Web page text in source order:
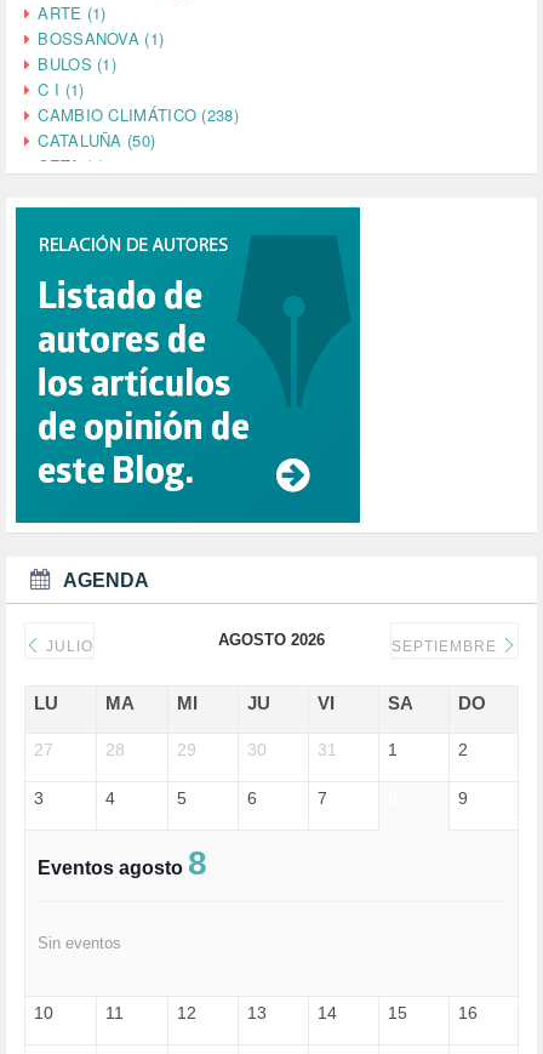
ARTE (1)
BOSSANOVA (1)
BULOS (1)
C I (1)
CAMBIO CLIMÁTICO (238)
CATALUÑA (50)
CETA (2)
CINE (35)
COMPROMISO (2)
CONFERENCIA (1)
CONSUMO (1)
CORONAVIRUS (155)
CORRUPCIÓN (215)
CULTURA (704)
DANA (78)
DD.HH. (1)
DEMOCRACIA (1)
DEMOCRAIA (1)
DEPORTES (2)
DERECHOS SOCIALES (739)
DONALD TRUMP (82)
EDGAR MORIN (1)
EMIGRACIÓN (4)
ESPECULACIÓN (2)
FELICIDAD (1)
FRANCISCO (5)
GUERRA (133)
AGENDA
JULIO AGOSTO 2026 SEPTIEMBRE
LU MA MI JU VI SA DO
27 28 29 30 31 1 2
3 4 5 6 7 9
Eventos agosto 8
Sin eventos
10 11 12 13 14 15 16